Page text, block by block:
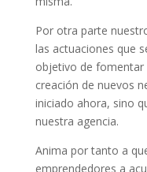
Por otra parte
las actuaciones que
objetivo de fomentar
creación de nuevos
iniciado ahora, sino
nuestra agencia.
Anima por tanto a
emprendedores a